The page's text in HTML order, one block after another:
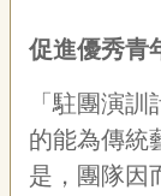
促進優秀青
「駐團演
的能為傳統
是，團隊因